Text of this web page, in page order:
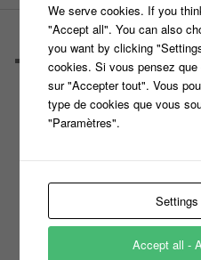
Castings
C’est quoi un casteur ?
C’est quoi un directeur de
Harry
Les 12 coups de midi
Les Z’Amours
N’oubliez Pas Les Paroles
We serve cookies. If you
"Accept all". You can also
you want by clicking
cookies. Si vous pensez
sur "Accepter tout". Vous
type de cookies que vous
"Paramètres".
Settings
Accept all -